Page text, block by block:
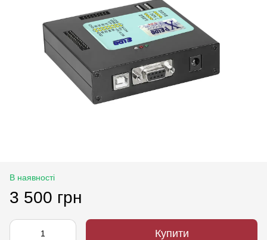
В наявності
3 500 грн
Купити